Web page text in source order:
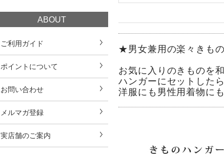
ABOUT
ご利用ガイド
ポイントについて
お問い合わせ
メルマガ登録
実店舗のご案内
★男女兼用の楽々きも
お気に入りのきものを
ハンガーにセットした
洋服にも男性用着物に